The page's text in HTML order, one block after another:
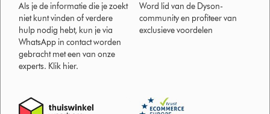
Als je de informatie die je zoekt
niet kunt vinden of verdere
hulp nodig hebt, kun je via
WhatsApp in contact worden
gebracht met een van onze
experts. Klik hier.
Word lid van de Dyson-
community en profiteer van
exclusieve voordelen